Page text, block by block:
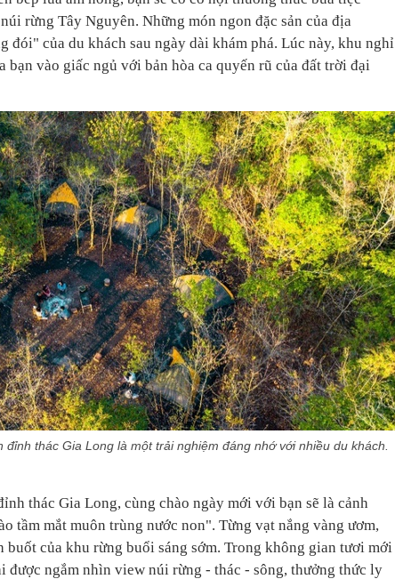
rừng Tây Nguyên. Những món ngon đặc sản của địa
đói" của du khách sau ngày dài khám phá. Lúc này, khu nghỉ
bạn vào giấc ngủ với bản hòa ca quyến rũ của đất trời đại
thác Gia Long là một trải nghiệm đáng nhớ với nhiều du khách.
thác Gia Long, cùng chào ngày mới với bạn sẽ là cảnh
tầm mắt muôn trùng nước non". Từng vạt nắng vàng ươm,
buốt của khu rừng buổi sáng sớm. Trong không gian tươi mới
được ngắm nhìn view núi rừng - thác - sông, thưởng thức ly